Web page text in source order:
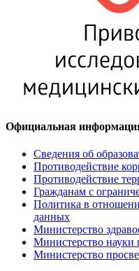
Официальная
Сведения об
Противодействие
Противодействие
Гражданам с
Политика в
данных
Министерство
Министерство науки
Министерство